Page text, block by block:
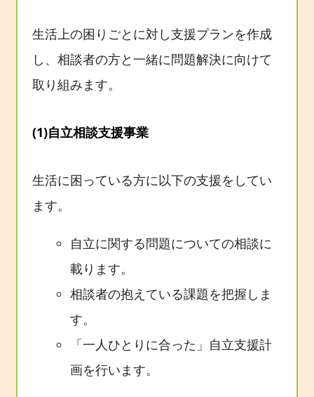
生活上の困りごとに対し支援プランを作成
し、相談者の方と一緒に問題解決に向けて
取り組みます。
(1)自立相談支援事業
生活に困っている方に以下の支援をしてい
ます。
自立に関する問題についての相談に
載ります。
相談者の抱えている課題を把握しま
す。
「一人ひとりに合った」自立支援計
画を行います。